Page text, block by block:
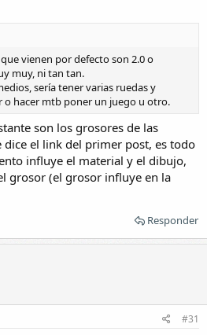
vienen por defecto son 2.0 o
muy, ni tan tan.
sería tener varias ruedas y
o hacer mtb poner un juego u otro.
son los grosores de las
dice el link del primer post, es todo
influye el material y el dibujo,
grosor (el grosor influye en la
Responder
#31